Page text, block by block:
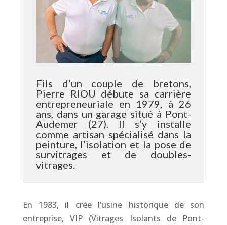
Fils d’un couple de bretons,
Pierre RIOU débute sa carrière
entrepreneuriale en 1979, à 26
ans, dans un garage situé à Pont-
Audemer (27). Il s’y installe
comme artisan spécialisé dans la
peinture, l’isolation et la pose de
survitrages et de doubles-
vitrages.
En 1983, il crée l’usine historique de son
entreprise, VIP (Vitrages Isolants de Pont-